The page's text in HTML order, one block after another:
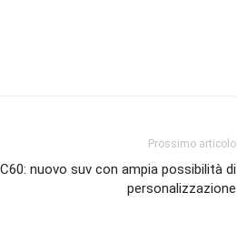
Prossimo articolo
nuovo suv con ampia possibilità di
personalizzazione